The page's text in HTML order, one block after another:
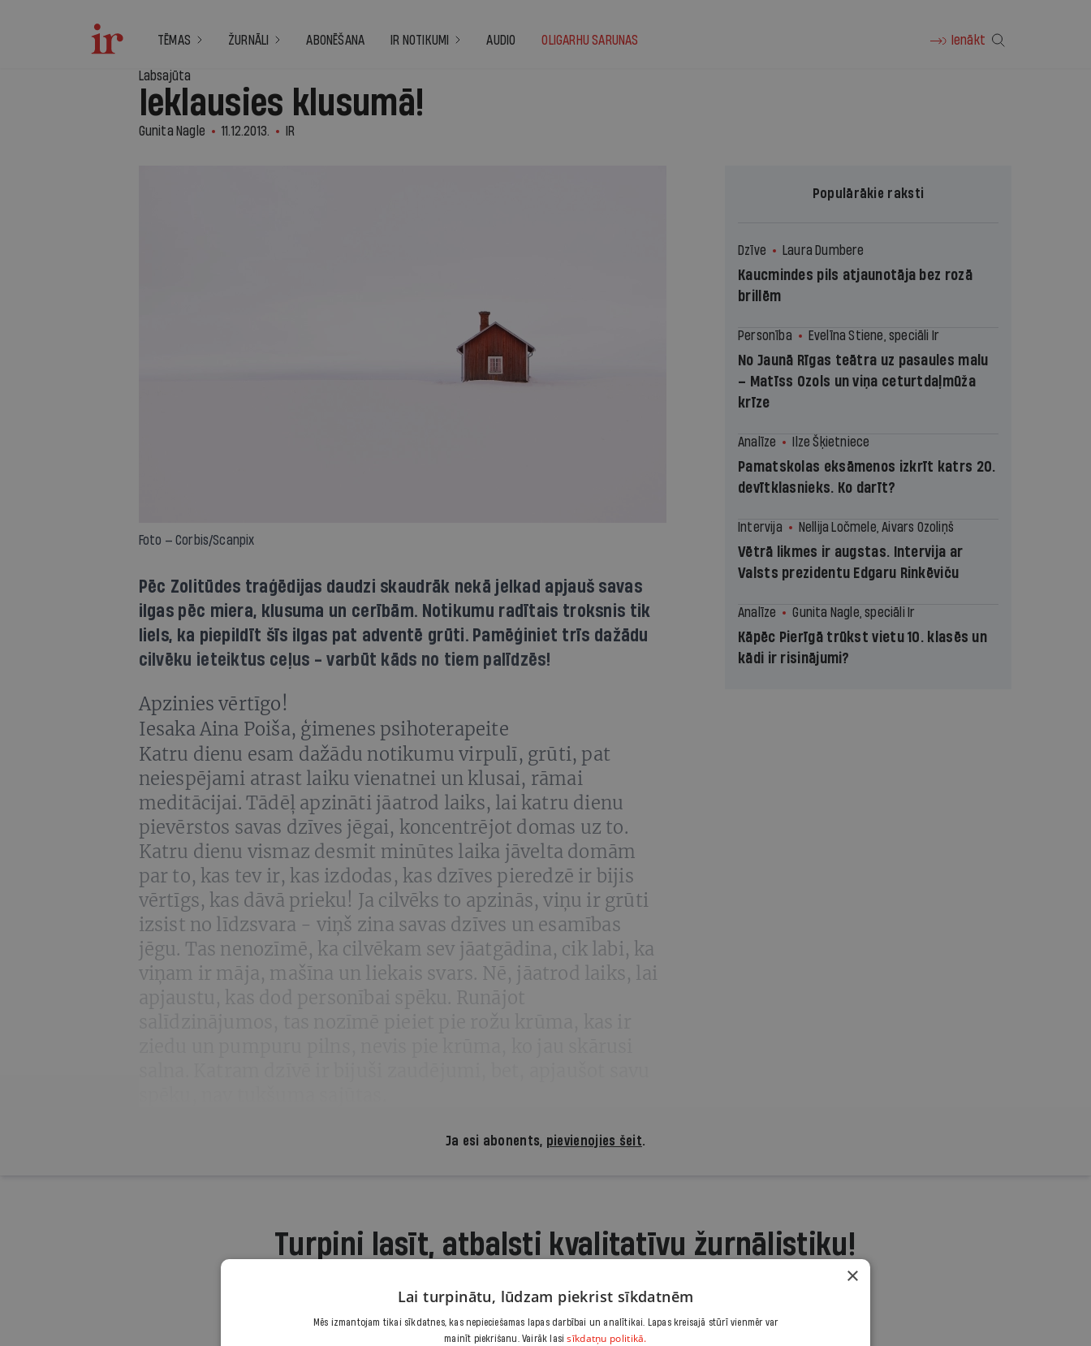
TĒMAS ŽURNĀLI ABONĒŠANA IR NOTIKUMI AUDIO OLIGARHU SARUNAS Ienākt
Labsajūta
Ieklausies klusumā!
Gunita Nagle 11.12.2013. IR
Foto — Corbis/Scanpix
Pēc Zolitūdes traģēdijas daudzi skaudrāk nekā jelkad apjauš savas
ilgas pēc miera, klusuma un cerībām. Notikumu radītais troksnis tik
liels, ka piepildīt šīs ilgas pat adventē grūti. Pamēģiniet trīs dažādu
cilvēku ieteiktus ceļus - varbūt kāds no tiem palīdzēs!
Apzinies vērtīgo!
Iesaka Aina Poiša, ģimenes psihoterapeite
Katru dienu esam dažādu notikumu virpulī, grūti, pat
neiespējami atrast laiku vienatnei un klusai, rāmai
meditācijai. Tādēļ apzināti jāatrod laiks, lai katru dienu
pievērstos savas dzīves jēgai, koncentrējot domas uz to.
Katru dienu vismaz desmit minūtes laika jāvelta domām
par to, kas tev ir, kas izdodas, kas dzīves pieredzē ir bijis
vērtīgs, kas dāvā prieku! Ja cilvēks to apzinās, viņu ir grūti
izsist no līdzsvara - viņš zina savas dzīves un esamības
jēgu. Tas nenozīmē, ka cilvēkam sev jāatgādina, cik labi, ka
viņam ir māja, mašīna un liekais svars. Nē, jāatrod laiks, lai
apjaustu, kas dod personībai spēku. Runājot
Populārākie raksti
Dzīve Laura Dumbere
Kaucmindes pils atjaunotāja bez rozā
brillēm
Personība Evelīna Stiene, speciāli Ir
No Jaunā Rīgas teātra uz pasaules malu
– Matīss Ozols un viņa ceturtdaļmūža
krīze
Analīze Ilze Šķietniece
Pamatskolas eksāmenos izkrīt katrs 20.
devītklasnieks. Ko darīt?
Intervija Nellija Ločmele, Aivars Ozoliņš
Vētrā likmes ir augstas. Intervija ar
Valsts prezidentu Edgaru Rinkēviču
Analīze Gunita Nagle, speciāli Ir
Kāpēc Pierīgā trūkst vietu 10. klasēs un
kādi ir risinājumi?
Ja esi abonents, pievienojies šeit.
Turpini lasīt, atbalsti kvalitatīvu žurnālistiku!
3,90 €/mēnesī
Abonēt
×
Lai turpinātu, lūdzam piekrist sīkdatnēm
Mēs izmantojam tikai sīkdatnes, kas nepieciešamas lapas darbībai un analītikai. Lapas kreisajā stūrī vienmēr var
mainīt piekrišanu. Vairāk lasisīkdatņu politikā.